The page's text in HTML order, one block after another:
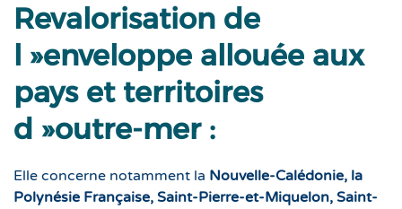
Revalorisation de
l »enveloppe allouée aux
pays et territoires
d »outre-mer :
Elle concerne notamment la Nouvelle-Calédonie, la
Polynésie Française, Saint-Pierre-et-Miquelon, Saint-